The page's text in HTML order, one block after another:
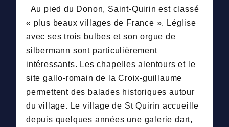
Au pied du Donon, Saint-Quirin est classé
« plus beaux villages de France ». Léglise
avec ses trois bulbes et son orgue de
silbermann sont particulièrement
intéressants. Les chapelles alentours et le
site gallo-romain de la Croix-guillaume
permettent des balades historiques autour
du village. Le village de St Quirin accueille
depuis quelques années une galerie dart,